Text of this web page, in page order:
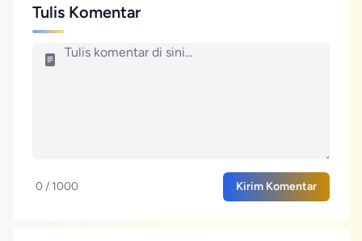
Tulis Komentar
0 / 1000 Kirim Komentar